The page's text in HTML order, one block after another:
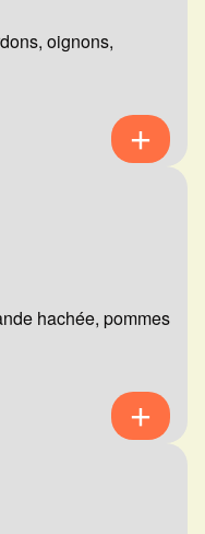
oignons,
hachée, pommes